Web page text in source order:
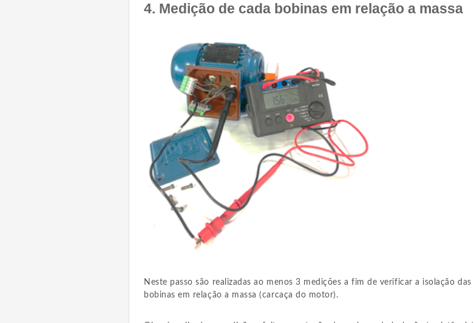
4. Medição de cada bobinas em relação a massa
Neste passo são realizadas ao menos 3 medições a fim de verificar a isolação das
bobinas em relação a massa (carcaça do motor).